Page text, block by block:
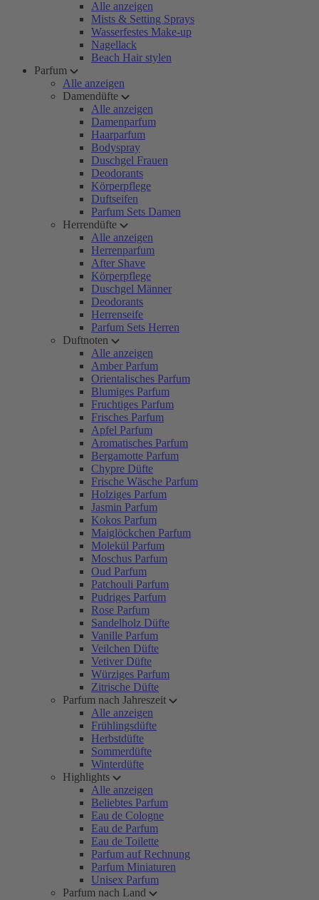
Alle anzeigen
Mists & Setting Sprays
Wasserfestes Make-up
Nagellack
Beach Hair stylen
Parfum
Alle anzeigen
Damendüfte
Alle anzeigen
Damenparfum
Haarparfum
Bodyspray
Duschgel Frauen
Deodorants
Körperpflege
Duftseifen
Parfum Sets Damen
Herrendüfte
Alle anzeigen
Herrenparfum
After Shave
Körperpflege
Duschgel Männer
Deodorants
Herrenseife
Parfum Sets Herren
Duftnoten
Alle anzeigen
Amber Parfum
Orientalisches Parfum
Blumiges Parfum
Fruchtiges Parfum
Frisches Parfum
Apfel Parfum
Aromatisches Parfum
Bergamotte Parfum
Chypre Düfte
Frische Wäsche Parfum
Holziges Parfum
Jasmin Parfum
Kokos Parfum
Maiglöckchen Parfum
Molekül Parfum
Moschus Parfum
Oud Parfum
Patchouli Parfum
Pudriges Parfum
Rose Parfum
Sandelholz Düfte
Vanille Parfum
Veilchen Düfte
Vetiver Düfte
Würziges Parfum
Zitrische Düfte
Parfum nach Jahreszeit
Alle anzeigen
Frühlingsdüfte
Herbstdüfte
Sommerdüfte
Winterdüfte
Highlights
Alle anzeigen
Beliebtes Parfum
Eau de Cologne
Eau de Parfum
Eau de Toilette
Parfum auf Rechnung
Parfum Miniaturen
Unisex Parfum
Parfum nach Land